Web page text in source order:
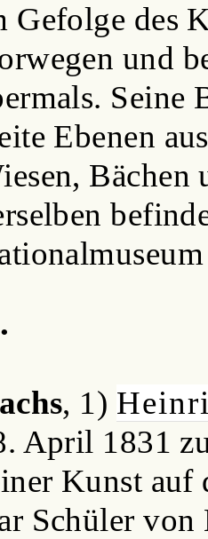
Gefolge des
und
Seine
Ebenen
Bächen
, 1)
April 1831
Kunst auf
Schüler